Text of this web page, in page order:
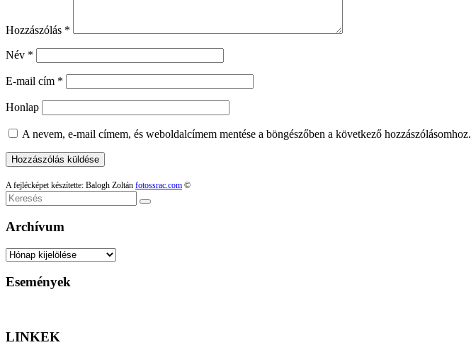
Hozzászólás *
Név *
E-mail cím *
Honlap
A nevem, e-mail címem, és weboldalcímem mentése a böngészőben a következő hozzászólásomhoz.
A fejlécképet készítette: Balogh Zoltán fotossrac.com ©
Keresés
Archívum
Archívum
Események
LINKEK